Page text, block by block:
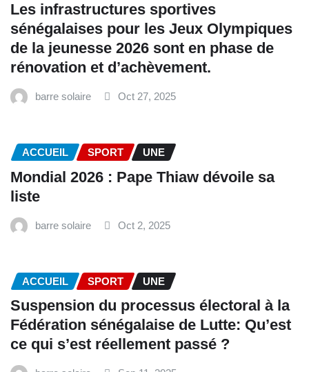
Les infrastructures sportives
sénégalaises pour les Jeux Olympiques
de la jeunesse 2026 sont en phase de
rénovation et d’achèvement.
barre solaire Oct 27, 2025
ACCUEIL SPORT UNE
Mondial 2026 : Pape Thiaw dévoile sa
liste
barre solaire Oct 2, 2025
ACCUEIL SPORT UNE
‎Suspension du processus électoral à la
Fédération sénégalaise de Lutte: Qu’est
ce qui s’est réellement passé ? ‎‎